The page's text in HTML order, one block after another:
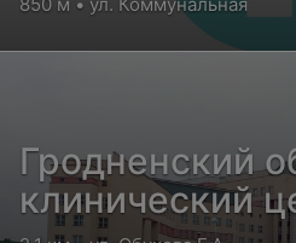
реабилитации
Гродненский
клинический